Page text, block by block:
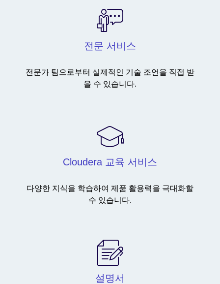
전문 서비스
전문가 팀으로부터 실제적인 기술 조언을 직접 받
을 수 있습니다.
Cloudera 교육 서비스
다양한 지식을 학습하여 제품 활용력을 극대화할
수 있습니다.
설명서